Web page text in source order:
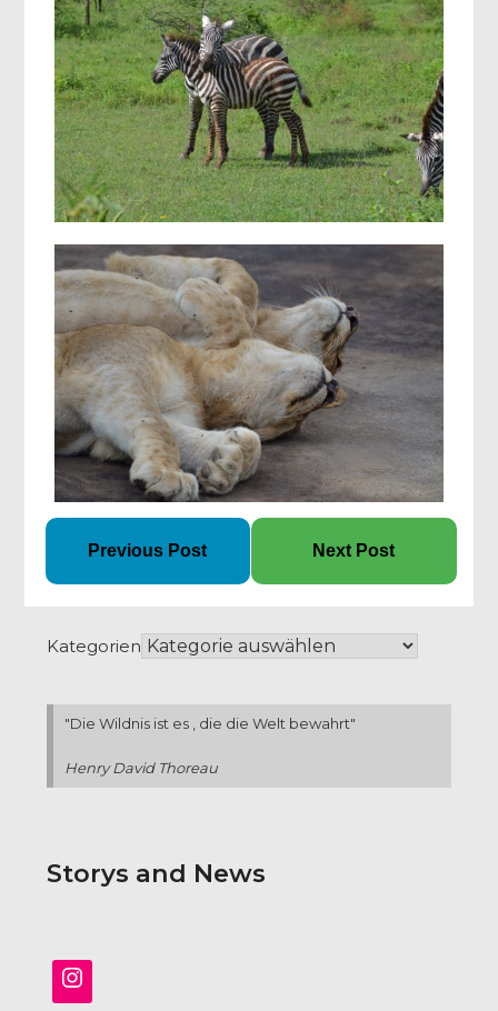
Previous Post Next Post
Kategorien
"Die Wildnis ist es , die die Welt bewahrt"
Henry David Thoreau
Storys and News